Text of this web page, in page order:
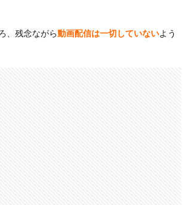
、残念ながら動画配信は一切していないよう